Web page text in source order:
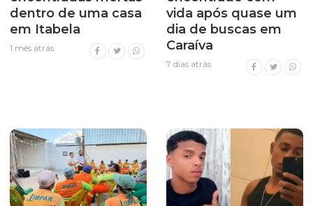
dentro de uma casa
em Itabela
1 mês atrás
vida após quase um
dia de buscas em
Caraíva
7 dias atrás